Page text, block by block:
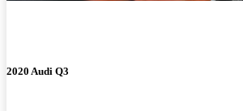
2020 Audi Q3